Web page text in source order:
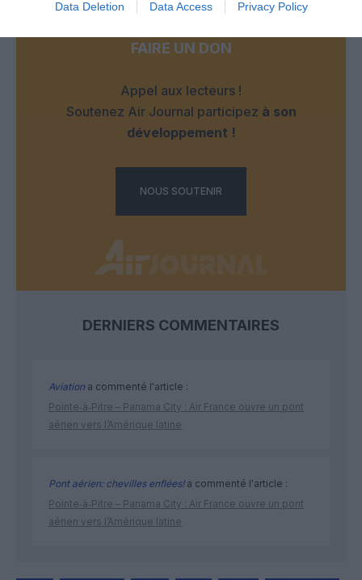
Data Deletion Data Access Privacy Policy
FAIRE UN DON
Appel aux lecteurs !
Soutenez Air Journal participez à son
développement !
NOUS SOUTENIR
DERNIERS COMMENTAIRES
Aviation a commenté l'article :
Pointe‑à‑Pitre – Panama City : Air France ouvre un pont
aérien vers l’Amérique latine
Pont aérien: chevilles enflées!a commenté l'article :
Pointe‑à‑Pitre – Panama City : Air France ouvre un pont
aérien vers l’Amérique latine